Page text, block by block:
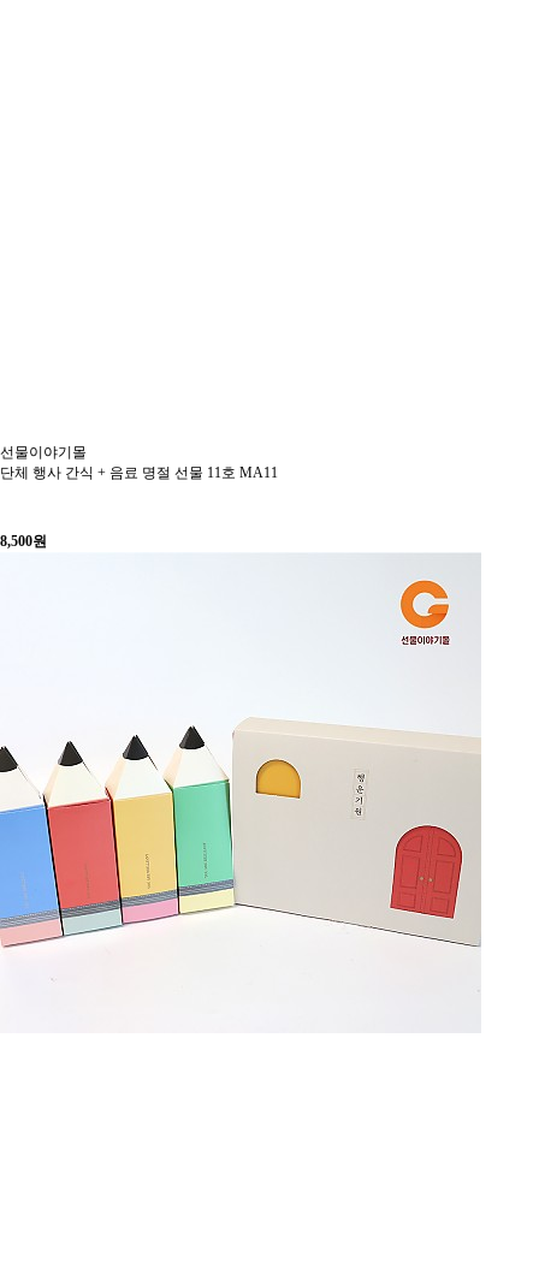
선물이야기몰
단체 행사 간식 + 음료 명절 선물 11호 MA11
8,500원